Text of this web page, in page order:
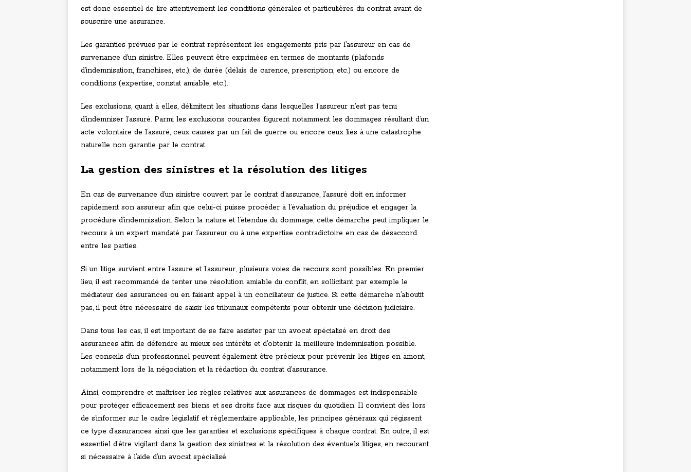
est donc essentiel de lire attentivement les conditions générales et particulières du contrat avant de
souscrire une assurance.
Les garanties prévues par le contrat représentent les engagements pris par l’assureur en cas de
survenance d’un sinistre. Elles peuvent être exprimées en termes de montants (plafonds
d’indemnisation, franchises, etc.), de durée (délais de carence, prescription, etc.) ou encore de
conditions (expertise, constat amiable, etc.).
Les exclusions, quant à elles, délimitent les situations dans lesquelles l’assureur n’est pas tenu
d’indemniser l’assuré. Parmi les exclusions courantes figurent notamment les dommages résultant d’un
acte volontaire de l’assuré, ceux causés par un fait de guerre ou encore ceux liés à une catastrophe
naturelle non garantie par le contrat.
La gestion des sinistres et la résolution des litiges
En cas de survenance d’un sinistre couvert par le contrat d’assurance, l’assuré doit en informer
rapidement son assureur afin que celui-ci puisse procéder à l’évaluation du préjudice et engager la
procédure d’indemnisation. Selon la nature et l’étendue du dommage, cette démarche peut impliquer le
recours à un expert mandaté par l’assureur ou à une expertise contradictoire en cas de désaccord
entre les parties.
Si un litige survient entre l’assuré et l’assureur, plusieurs voies de recours sont possibles. En premier
lieu, il est recommandé de tenter une résolution amiable du conflit, en sollicitant par exemple le
médiateur des assurances ou en faisant appel à un conciliateur de justice. Si cette démarche n’aboutit
pas, il peut être nécessaire de saisir les tribunaux compétents pour obtenir une décision judiciaire.
Dans tous les cas, il est important de se faire assister par un avocat spécialisé en droit des
assurances afin de défendre au mieux ses intérêts et d’obtenir la meilleure indemnisation possible.
Les conseils d’un professionnel peuvent également être précieux pour prévenir les litiges en amont,
notamment lors de la négociation et la rédaction du contrat d’assurance.
Ainsi, comprendre et maîtriser les règles relatives aux assurances de dommages est indispensable
pour protéger efficacement ses biens et ses droits face aux risques du quotidien. Il convient dès lors
de s’informer sur le cadre législatif et réglementaire applicable, les principes généraux qui régissent
ce type d’assurances ainsi que les garanties et exclusions spécifiques à chaque contrat. En outre, il est
essentiel d’être vigilant dans la gestion des sinistres et la résolution des éventuels litiges, en recourant
si nécessaire à l’aide d’un avocat spécialisé.